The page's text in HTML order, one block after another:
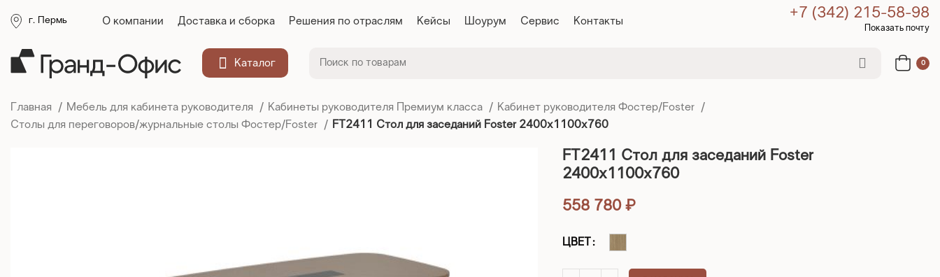
г. Пермь О компании Доставка и сборка Решения по отраслям Кейсы Шоурум Сервис Контакты +7 (342) 215-58-98
Показать почту
Каталог 0
Главная Мебель для кабинета руководителя Кабинеты руководителя Премиум класса
Кабинет руководителя Фостер/Foster
Столы для переговоров/журнальные столы Фостер/Foster
FT2411 Стол для заседаний Foster 2400x1100x760
FT2411 Стол для заседаний Foster
2400x1100x760
558 780 ₽
ЦВЕТ